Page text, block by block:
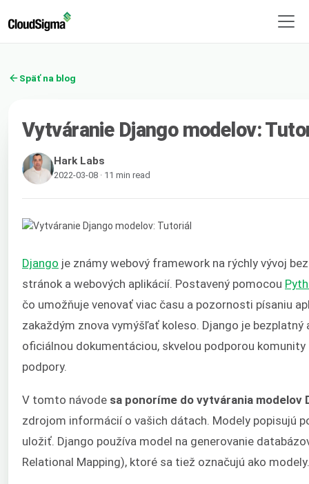
Späť na blog
Vytváranie Django modelov:
Hark Labs
2022-03-08 · 11 min read
Django je známy webový framework na rýchly vývoj
stránok a webových aplikácií. Postavený pomocou
čo umožňuje venovať viac času a pozornosti písaniu
zakaždým znova vymýšľať koleso. Django je
oficiálnou dokumentáciou, skvelou podporou
podpory.
V tomto návode sa ponoríme do vytvárania modelov
zdrojom informácií o vašich dátach. Modely popisujú
uložiť. Django používa model na generovanie
Relational Mapping), ktoré sa tiež označujú ako modely.